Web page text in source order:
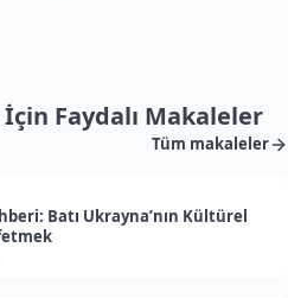
Faydalı Makaleler
Tüm makaleler
Batı Ukrayna’nın Kültürel